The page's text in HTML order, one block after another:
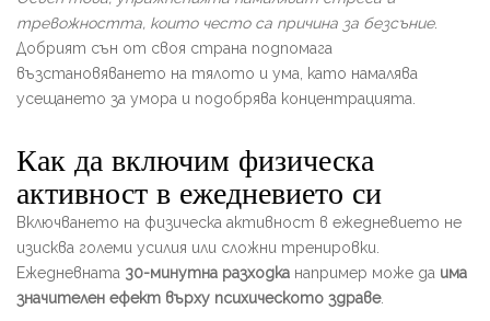
тревожността, които често са причина за безсъние.
Добрият сън от своя страна подпомага
възстановяването на тялото и ума, като намалява
усещането за умора и подобрява концентрацията.
Как да включим физическа
активност в ежедневието си
Включването на физическа активност в ежедневието не
изисква големи усилия или сложни тренировки.
Ежедневната 30-минутна разходка например може да има
значителен ефект върху психическото здраве.